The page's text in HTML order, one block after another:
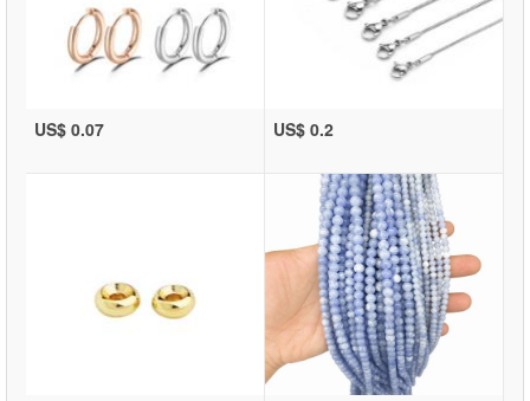
US$ 0.07 US$ 0.2